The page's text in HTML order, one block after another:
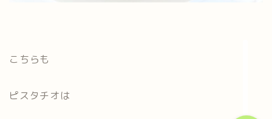
こちらも
ピスタチオは